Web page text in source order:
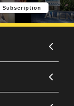
Subscription